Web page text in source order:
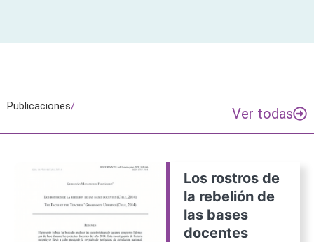
Publicaciones/ Ver todas
Los rostros de
la rebelión de
las bases
docentes